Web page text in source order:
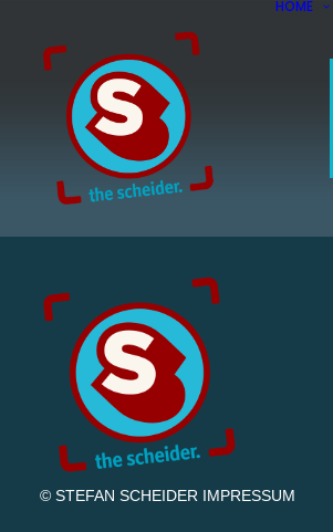
HOME
© STEFAN SCHEIDER IMPRESSUM